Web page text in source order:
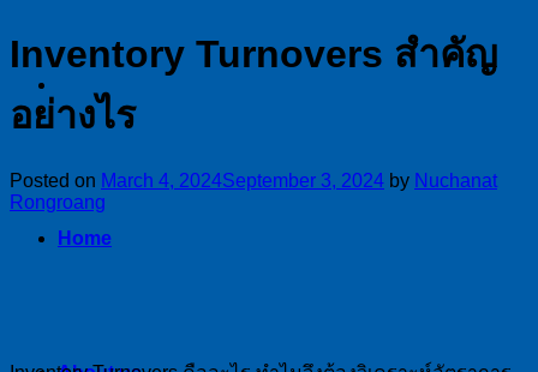
Home
Inventory Turnovers สำคัญ
อย่างไร
Posted on March 4, 2024September 3, 2024 by Nuchanat
Rongroang